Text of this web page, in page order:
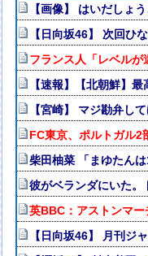
【画像】 はいだしょ
【日向坂46】 次回ひ
フランス人「レベル
【速報】【北朝鮮】
【宮崎】 マジ勘弁し
FC東京、ポルトガル2
柴田柚菜 「まゆたん
彼がベランダにいた
英BBC：アストンマ
【日向坂46】 月刊ジ